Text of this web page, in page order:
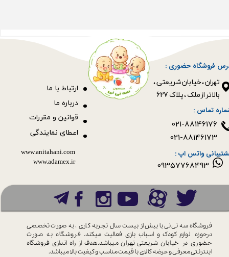
فروشگاه حضوری :
​​​​​​​تهران ، خیابان شریعتی ،
بالاتر از ملک ، پلاک 627​​​​​​​
قوانین و مقررات
ارتباط با ما
09357768493
درباره ما
اعطای نمایندگی
www.anitahani.com
www.ada​​​​​​​mex.ir
فروشگاه سه نی نی با بیش از بیست سال تجربه کاری ، به صورت تخصصی
درحوزه لوازم کودک و اسباب بازی فعالیت میکند. فروشگاه به صورت
حضوری در خیابان شریعتی تهران میباشد.هدف از راه اندازی فروشگاه
اینترنتی معرفی و عرضه کالای باقیمت مناسب و کیفیت بالا میباشد.
تماس :
واتس اپ :